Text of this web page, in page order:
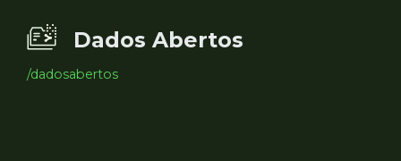
Dados Abertos
/dadosabertos